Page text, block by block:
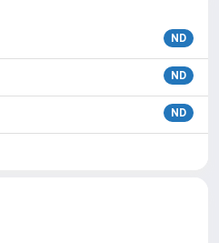
ND
ND
ND